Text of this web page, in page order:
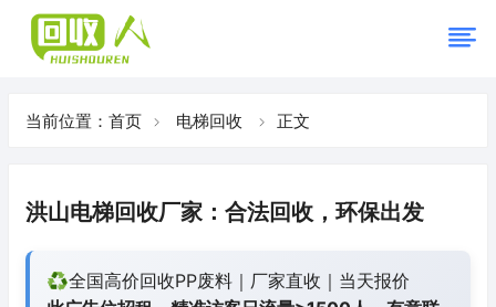
当前位置： 首页 电梯回收 正文
洪山电梯回收厂家：合法回收，环保出发
♻️全国高价回收PP废料｜厂家直收｜当天报价